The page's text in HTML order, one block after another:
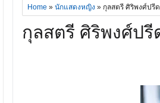
Home » นักแสดงหญิง » กุลสตรี ศิริพงศ์ปรี
กุลสตรี ศิริพงศ์ปรี